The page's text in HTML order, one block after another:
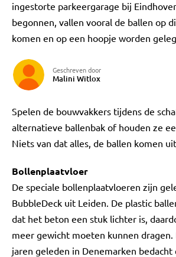
ingestorte parkeergarage bij
begonnen, vallen vooral de ballen op
komen en op een hoopje worden
Geschreven door
Malini Witlox
Spelen de bouwvakkers tijdens de
alternatieve ballenbak of houden ze
Niets van dat alles, de ballen komen
Bollenplaatvloer
De speciale bollenplaatvloeren zijn
BubbleDeck uit Leiden. De plastic
dat het beton een stuk lichter is,
meer gewicht moeten kunnen
jaren geleden in Denemarken